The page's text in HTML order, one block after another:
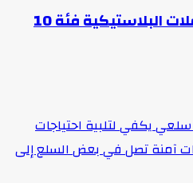
حقيقة وقف طباعة العملات البلاستيكية فئة 10